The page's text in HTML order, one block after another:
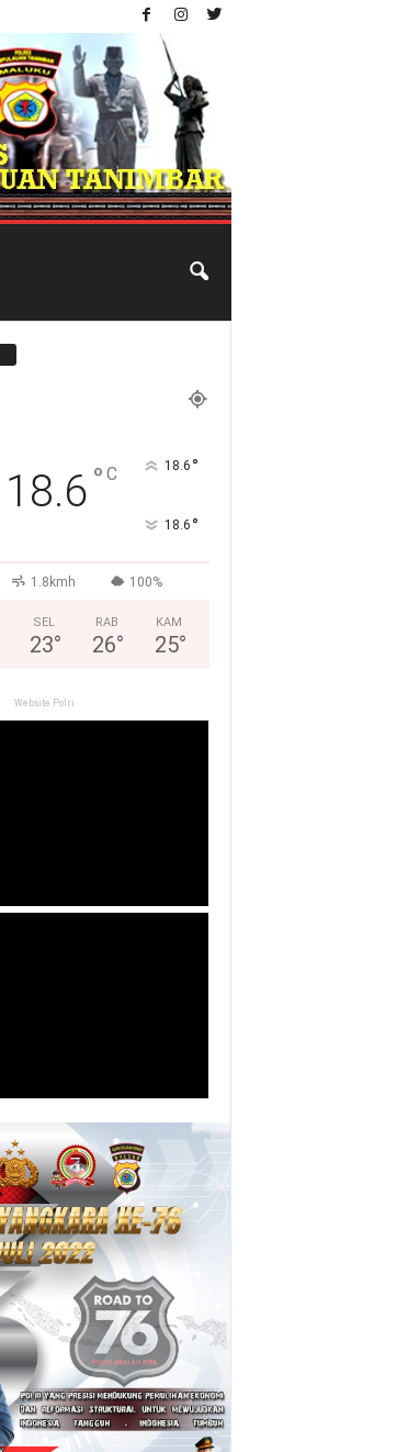
18.6 ° C 18.6 °
18.6 °
1.8kmh 100%
SEL
23°
RAB
26°
KAM
25°
Website Polri